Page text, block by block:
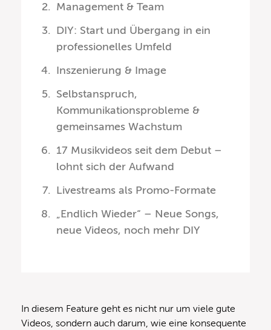
Management & Team
DIY: Start und Übergang in ein
professionelles Umfeld
Inszenierung & Image
Selbstanspruch,
Kommunikationsprobleme &
gemeinsames Wachstum
17 Musikvideos seit dem Debut –
lohnt sich der Aufwand
Livestreams als Promo-Formate
„Endlich Wieder“ – Neue Songs,
neue Videos, noch mehr DIY
In diesem Feature geht es nicht nur um viele gute
Videos, sondern auch darum, wie eine konsequente